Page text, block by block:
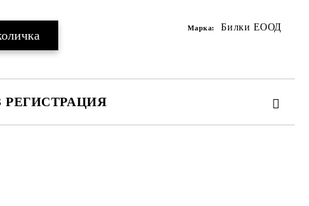
Марка: Билки ЕООД
РЕГИСТРАЦИЯ